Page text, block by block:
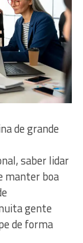
de grande
saber lidar
manter boa
gente
de forma